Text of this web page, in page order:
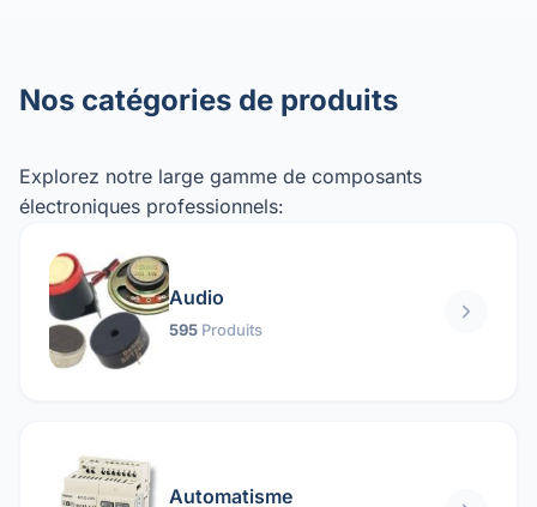
Nos catégories de produits
Explorez notre large gamme de composants
électroniques professionnels:
Audio
595 Produits
Automatisme